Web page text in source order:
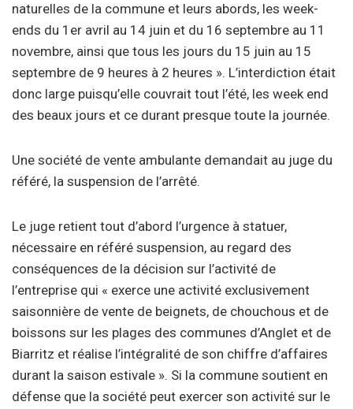
naturelles de la commune et leurs abords, les week-
ends du 1er avril au 14 juin et du 16 septembre au 11
novembre, ainsi que tous les jours du 15 juin au 15
septembre de 9 heures à 2 heures ». L’interdiction était
donc large puisqu’elle couvrait tout l’été, les week end
des beaux jours et ce durant presque toute la journée.
Une société de vente ambulante demandait au juge du
référé, la suspension de l’arrêté.
Le juge retient tout d’abord l’urgence à statuer,
nécessaire en référé suspension, au regard des
conséquences de la décision sur l’activité de
l’entreprise qui « exerce une activité exclusivement
saisonnière de vente de beignets, de chouchous et de
boissons sur les plages des communes d’Anglet et de
Biarritz et réalise l’intégralité de son chiffre d’affaires
durant la saison estivale ». Si la commune soutient en
défense que la société peut exercer son activité sur le